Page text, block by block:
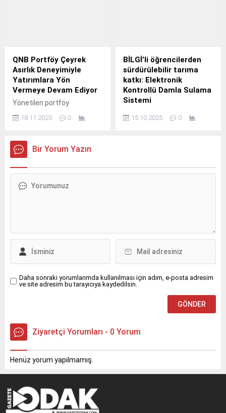
QNB Portföy Çeyrek
Asırlık Deneyimiyle
Yatırımlara Yön
Vermeye Devam Ediyor
Yönetilen portföy
liderleri arasında yer alan
deneyimini yeni nesil yatırım
vizyonuyla birleştirerek 25.
18.11.2025 0
BİLGİ’li öğrencilerden
sürdürülebilir tarıma
katkı: Elektronik
Kontrollü Damla Sulama
Sistemi
Elektrik-Elektronik
15.10.2025 0
Bir Yorum Yazın
Daha sonraki yorumlarımda kullanılması için adım, e-posta adresim
ve site adresim bu tarayıcıya kaydedilsin.
Ziyaretçi Yorumları - 0 Yorum
Henüz yorum yapılmamış.